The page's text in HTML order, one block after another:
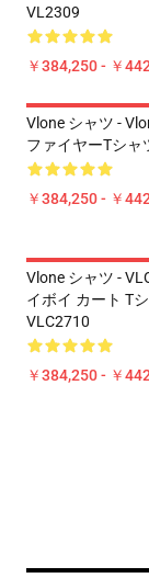
VL2309
￥384,250 - ￥
Vlone シャツ -
ファイヤーTシャ
￥384,250 - ￥
Vlone シャツ -
イボイ カート T
VLC2710
￥384,250 - ￥